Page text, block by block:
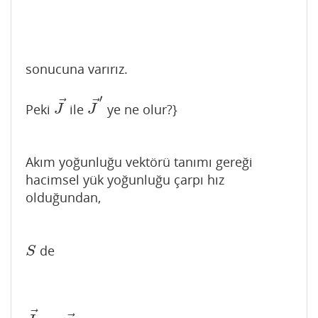
sonucuna varırız.
Peki J ⃗
J→ ile J ⃗
′
J→ ye ne olur?}
Akım yoğunluğu vektörü tanımı gereği
hacimsel yük yoğunluğu çarpı hız
olduğundan,
S
S de